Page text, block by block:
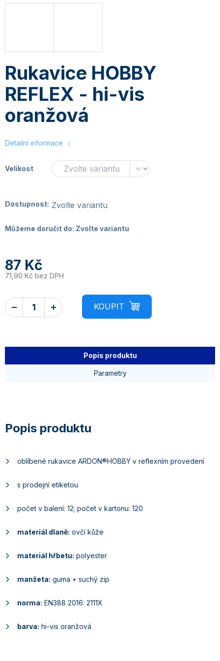
Rukavice HOBBY
REFLEX - hi-vis
oranžová
Detailní informace
Velikost
Dostupnost: Zvolte variantu
Můžeme doručit do: Zvolte variantu
87 Kč
71,90 Kč bez DPH
Popis produktu
Parametry
oblíbené rukavice ARDON®HOBBY v reflexním provedení
s prodejní etiketou
počet v balení: 12; počet v kartonu: 120
materiál dlaně: ovčí kůže
materiál hřbetu: polyester
manžeta: guma + suchý zip
norma: EN388 2016: 2111X
barva: hi-vis oranžová